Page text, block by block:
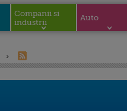
Companii si
industrii
Auto